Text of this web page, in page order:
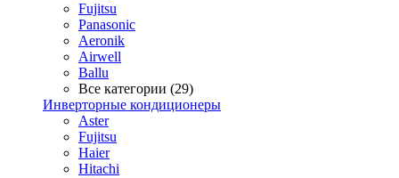
Fujitsu
Panasonic
Aeronik
Airwell
Ballu
Все категории (29)
Инверторные кондиционеры
Aster
Fujitsu
Haier
Hitachi